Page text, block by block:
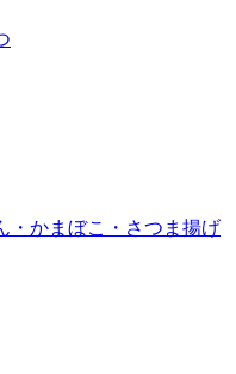
・かまぼこ・さつま揚げ